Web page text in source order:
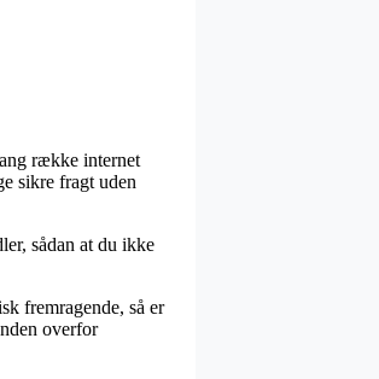
række internet
sikre fragt uden
sådan at du ikke
fremragende, så er
overfor